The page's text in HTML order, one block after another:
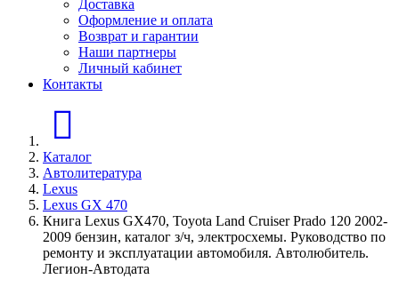
Доставка
Оформление и оплата
Возврат и гарантии
Наши партнеры
Личный кабинет
Контакты
Каталог
Автолитература
Lexus
Lexus GX 470
Книга Lexus GX470, Toyota Land Cruiser Prado 120 2002-
2009 бензин, каталог з/ч, электросхемы. Руководство по
ремонту и эксплуатации автомобиля. Автолюбитель.
Легион-Aвтодата